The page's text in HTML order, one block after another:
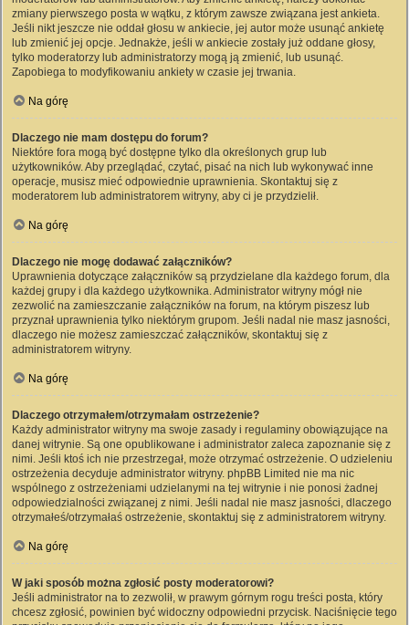
zmiany pierwszego posta w wątku, z którym zawsze związana jest ankieta.
Jeśli nikt jeszcze nie oddał głosu w ankiecie, jej autor może usunąć ankietę
lub zmienić jej opcje. Jednakże, jeśli w ankiecie zostały już oddane głosy,
tylko moderatorzy lub administratorzy mogą ją zmienić, lub usunąć.
Zapobiega to modyfikowaniu ankiety w czasie jej trwania.
Na górę
Dlaczego nie mam dostępu do forum?
Niektóre fora mogą być dostępne tylko dla określonych grup lub
użytkowników. Aby przeglądać, czytać, pisać na nich lub wykonywać inne
operacje, musisz mieć odpowiednie uprawnienia. Skontaktuj się z
moderatorem lub administratorem witryny, aby ci je przydzielił.
Na górę
Dlaczego nie mogę dodawać załączników?
Uprawnienia dotyczące załączników są przydzielane dla każdego forum, dla
każdej grupy i dla każdego użytkownika. Administrator witryny mógł nie
zezwolić na zamieszczanie załączników na forum, na którym piszesz lub
przyznał uprawnienia tylko niektórym grupom. Jeśli nadal nie masz jasności,
dlaczego nie możesz zamieszczać załączników, skontaktuj się z
administratorem witryny.
Na górę
Dlaczego otrzymałem/otrzymałam ostrzeżenie?
Każdy administrator witryny ma swoje zasady i regulaminy obowiązujące na
danej witrynie. Są one opublikowane i administrator zaleca zapoznanie się z
nimi. Jeśli ktoś ich nie przestrzegał, może otrzymać ostrzeżenie. O udzieleniu
ostrzeżenia decyduje administrator witryny. phpBB Limited nie ma nic
wspólnego z ostrzeżeniami udzielanymi na tej witrynie i nie ponosi żadnej
odpowiedzialności związanej z nimi. Jeśli nadal nie masz jasności, dlaczego
otrzymałeś/otrzymałaś ostrzeżenie, skontaktuj się z administratorem witryny.
Na górę
W jaki sposób można zgłosić posty moderatorowi?
Jeśli administrator na to zezwolił, w prawym górnym rogu treści posta, który
chcesz zgłosić, powinien być widoczny odpowiedni przycisk. Naciśnięcie tego